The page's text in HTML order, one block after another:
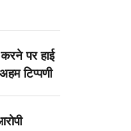
पर हाई
टिप्पणी